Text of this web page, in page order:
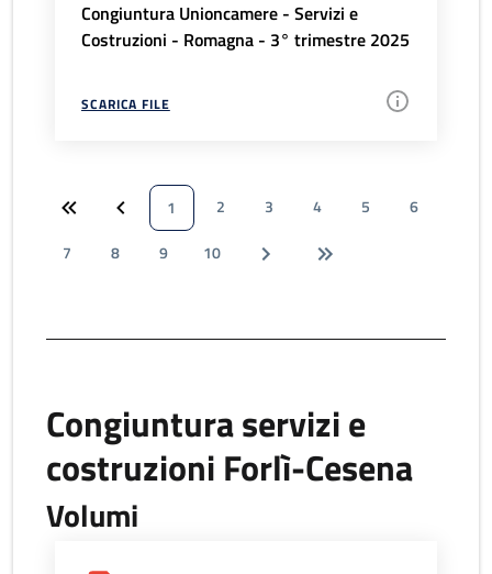
Congiuntura Unioncamere - Servizi e
Costruzioni - Romagna - 3° trimestre 2025
SCARICA FILE
1 2 3 4 5
6
7
8 9 10
Congiuntura servizi e
costruzioni Forlì-Cesena
Volumi